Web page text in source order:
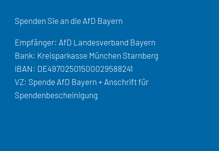
Spenden Sie an die AfD Bayern
Empfänger: AfD Landesverband Bayern
Bank: Kreisparkasse München Starnberg
IBAN: DE49702501500029588241
VZ: Spende AfD Bayern + Anschrift für
Spendenbescheinigung